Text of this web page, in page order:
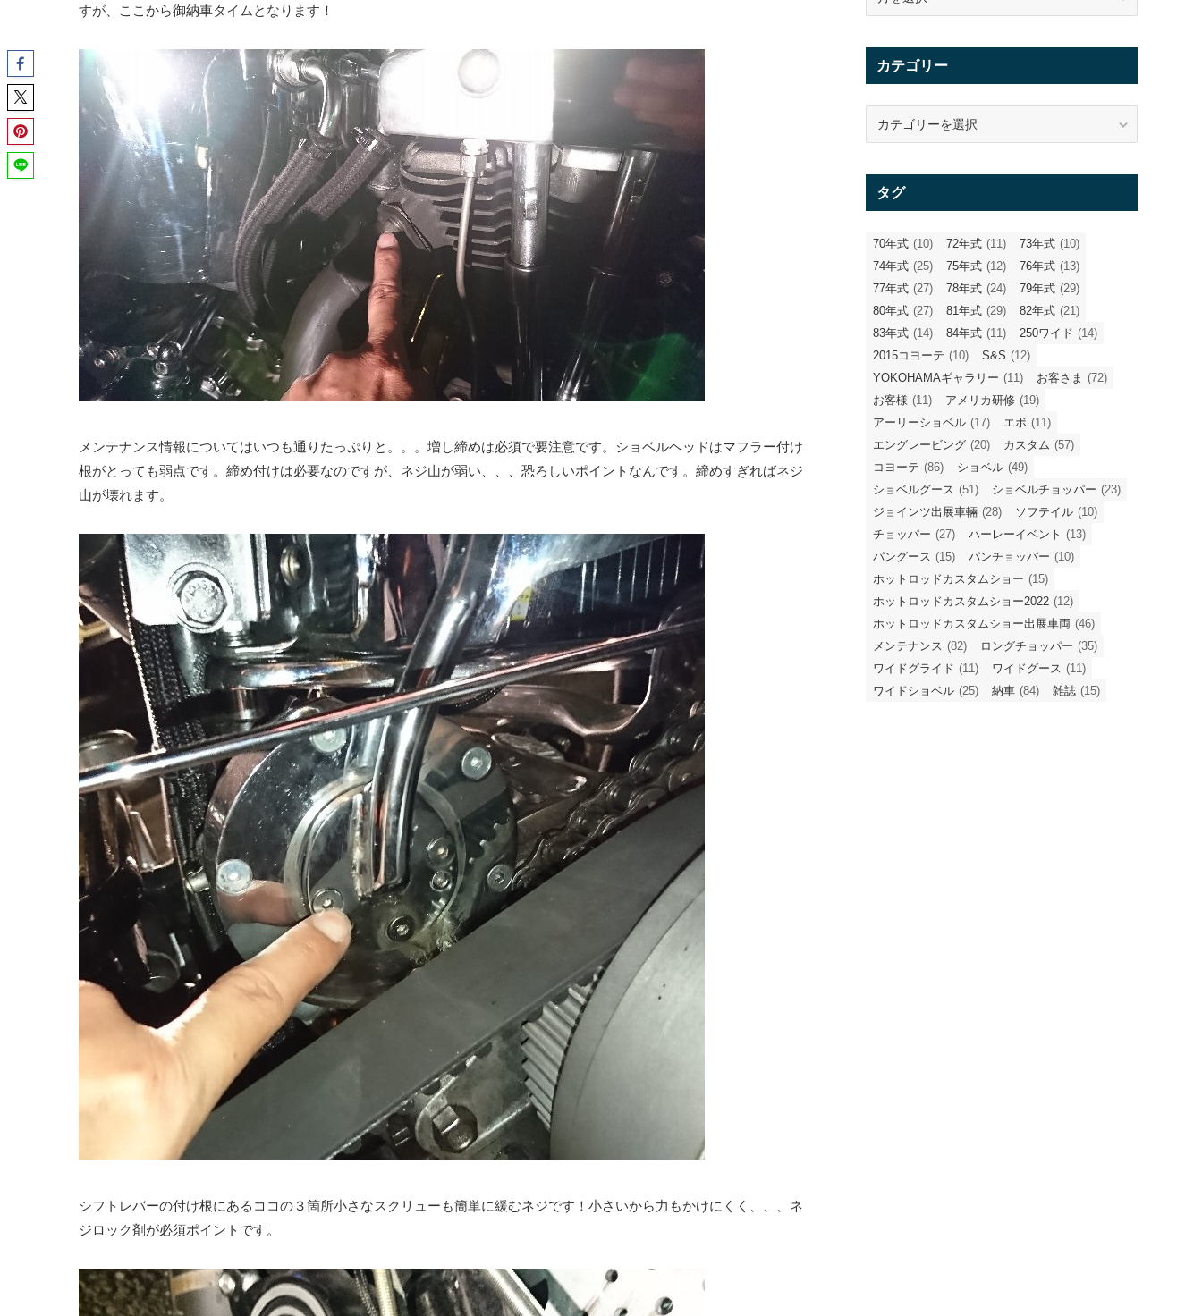
すが、ここから御納車タイムとなります！
メンテナンス情報についてはいつも通りたっぷりと。。。増し締めは必須で要注意です。ショベルヘッドはマフラー付け
根がとっても弱点です。締め付けは必要なのですが、ネジ山が弱い、、、恐ろしいポイントなんです。締めすぎればネジ
山が壊れます。
シフトレバーの付け根にあるココの３箇所小さなスクリューも簡単に緩むネジです！小さいから力もかけにくく、、、ネ
ジロック剤が必須ポイントです。
イ
カテゴリー
リ
タグ
70年式 (10) 72年式 (11) 73年式 (10)
74年式 (25) 75年式 (12) 76年式 (13)
77年式 (27) 78年式 (24) 79年式 (29)
80年式 (27) 81年式 (29) 82年式 (21)
83年式 (14) 84年式 (11) 250ワイド (14)
2015コヨーテ (10) S&S (12)
YOKOHAMAギャラリー (11) お客さま (72)
お客様 (11) アメリカ研修 (19)
アーリーショベル (17) エボ (11)
エングレービング (20) カスタム (57)
コヨーテ (86) ショベル (49)
ショベルグース (51) ショベルチョッパー (23)
ジョインツ出展車輛 (28) ソフテイル (10)
チョッパー (27) ハーレーイベント (13)
パングース (15) パンチョッパー (10)
ホットロッドカスタムショー (15)
ホットロッドカスタムショー2022 (12)
ホットロッドカスタムショー出展車両 (46)
メンテナンス (82) ロングチョッパー (35)
ワイドグライド (11) ワイドグース (11)
ワイドショベル (25) 納車 (84) 雑誌 (15)